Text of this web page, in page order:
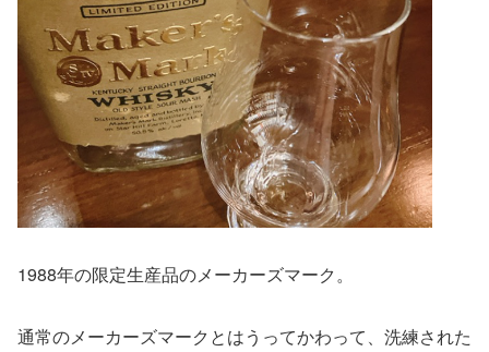
1988年の限定生産品のメーカーズマーク。
通常のメーカーズマークとはうってかわって、洗練された